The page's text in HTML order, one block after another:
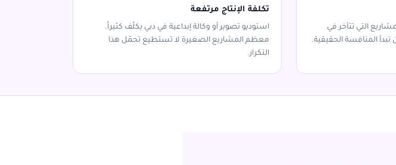
التي تتأخر في
المنافسة الحقيقية.
تكلفة الإنتاج مرتفعة
استوديو تصوير أو وكالة إبداعية في دبي يكلّف كثيراً.
معظم المشاريع الصغيرة لا تستطيع تحمّل هذا
التكرار.